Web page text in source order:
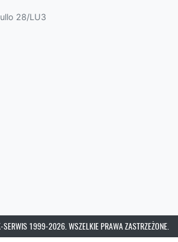
28/LU3
1999-2026. WSZELKIE PRAWA ZASTRZEŻONE.